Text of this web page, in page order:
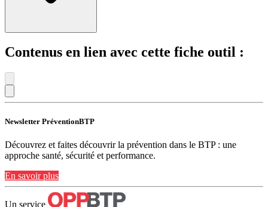
Contenus en lien avec cette fiche outil :
Newsletter PréventionBTP
Découvrez et faites découvrir la prévention dans le BTP : une
approche santé, sécurité et performance.
En savoir plus
Un service